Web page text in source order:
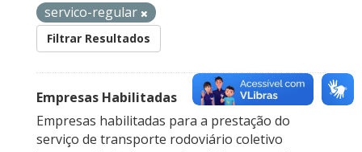
servico-regular
Filtrar Resultados
Empresas Habilitadas
Empresas habilitadas para a prestação do
serviço de transporte rodoviário coletivo